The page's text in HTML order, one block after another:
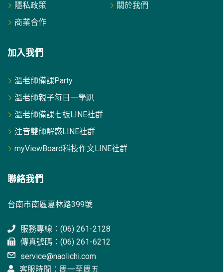
隱私政策
關於我們
商業合作
加入我們
溫老師備課Party
溫老師親子每日一學趴
溫老師備課七板LINE社群
注音雙師解惑LINE社群
myViewBoard科技作文LINE社群
聯絡我們
台南市南區夏林路399號
服務專線：(06) 261-2128
傳真號碼：(06) 261-6212
service@naolichi.com
客服時間：周一至周五